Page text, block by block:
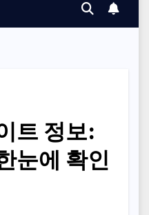
트 정보:
눈에 확인